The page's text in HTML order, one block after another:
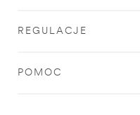
REGULACJE
POMOC